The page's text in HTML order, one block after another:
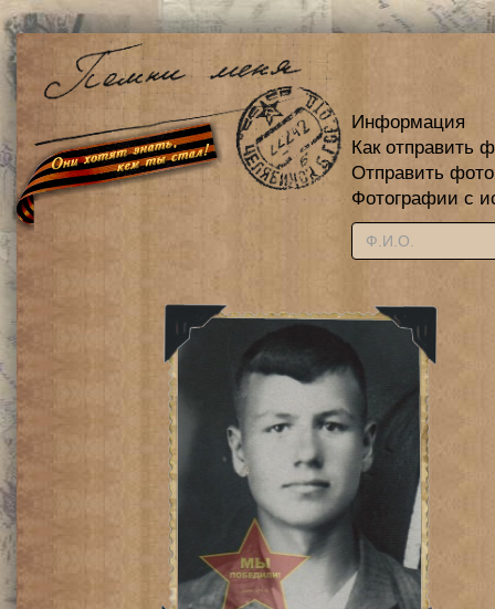
Информация
Как отправить
Отправить
Фотографии с